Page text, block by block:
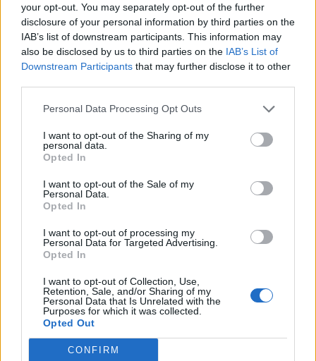
your opt-out. You may separately opt-out of the further
disclosure of your personal information by third parties on the
IAB’s list of downstream participants. This information may
also be disclosed by us to third parties on the IAB’s List of
Downstream Participants that may further disclose it to other
Personal Data Processing Opt Outs
I want to opt-out of the Sharing of my
personal data.
Opted In
I want to opt-out of the Sale of my
Personal Data.
Opted In
I want to opt-out of processing my
Personal Data for Targeted Advertising.
Opted In
I want to opt-out of Collection, Use,
Retention, Sale, and/or Sharing of my
Personal Data that Is Unrelated with the
Purposes for which it was collected.
Opted Out
CONFIRM
2026. augusztus 07., péntek
Románul is helyt kell állni a hétfőn
kezdődő írásbeliken – így
készülhetnek a pótérettségizők